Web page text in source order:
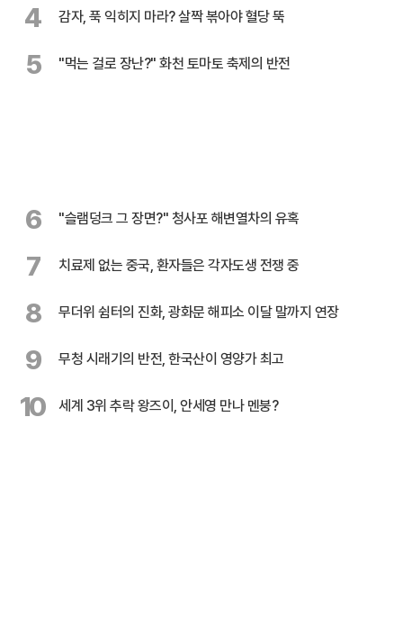
4 감자, 푹 익히지 마라? 살짝 볶아야 혈당 뚝
5 "먹는 걸로 장난?" 화천 토마토 축제의 반전
6 "슬램덩크 그 장면?" 청사포 해변열차의 유혹
7 치료제 없는 중국, 환자들은 각자도생 전쟁 중
8 무더위 쉼터의 진화, 광화문 해피소 이달 말까지 연장
9 무청 시래기의 반전, 한국산이 영양가 최고
10 세계 3위 추락 왕즈이, 안세영 만나 멘붕?